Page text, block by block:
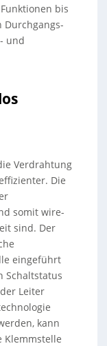
bis
Durchgangs-
und
Verdrahtung
Die
somit wire-
sind. Der
eingeführt
Schaltstatus
Leiter
kann
Klemmstelle